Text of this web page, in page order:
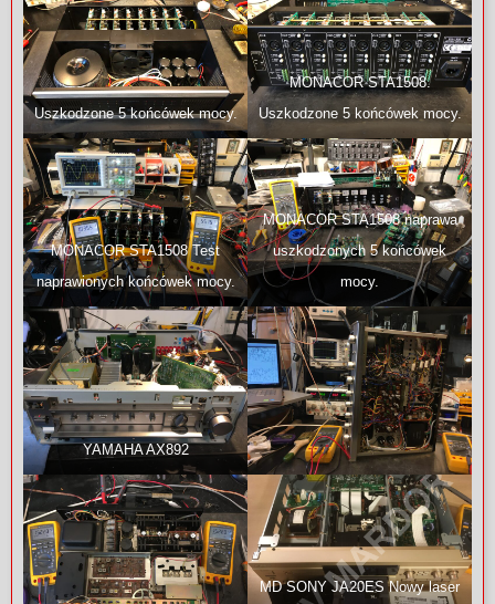
Uszkodzone 5 końcówek mocy.
MONACOR STA1508.
Uszkodzone 5 końcówek mocy.
MONACOR STA1508 Test
naprawionych końcówek mocy.
MONACOR STA1508 naprawa
uszkodzonych 5 końcówek
mocy.
YAMAHA AX892
MD SONY JA20ES Nowy laser